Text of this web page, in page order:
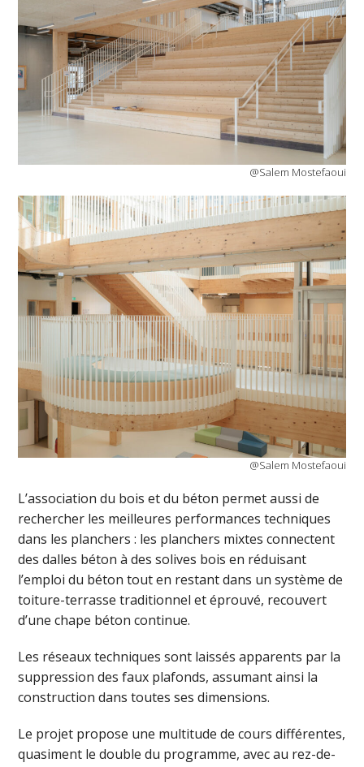
@Salem Mostefaoui
@Salem Mostefaoui
L’association du bois et du béton permet aussi de
rechercher les meilleures performances techniques
dans les planchers : les planchers mixtes connectent
des dalles béton à des solives bois en réduisant
l’emploi du béton tout en restant dans un système de
toiture-terrasse traditionnel et éprouvé, recouvert
d’une chape béton continue.
Les réseaux techniques sont laissés apparents par la
suppression des faux plafonds, assumant ainsi la
construction dans toutes ses dimensions.
Le projet propose une multitude de cours différentes,
quasiment le double du programme, avec au rez-de-